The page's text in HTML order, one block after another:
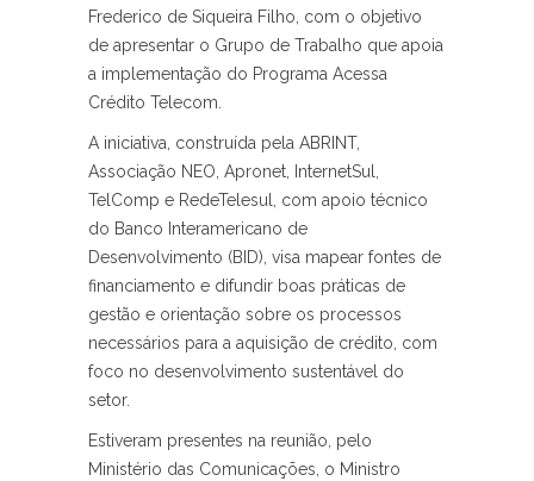
Frederico de Siqueira Filho, com o objetivo
de apresentar o Grupo de Trabalho que apoia
a implementação do Programa Acessa
Crédito Telecom.
A iniciativa, construída pela ABRINT,
Associação NEO, Apronet, InternetSul,
TelComp e RedeTelesul, com apoio técnico
do Banco Interamericano de
Desenvolvimento (BID), visa mapear fontes de
financiamento e difundir boas práticas de
gestão e orientação sobre os processos
necessários para a aquisição de crédito, com
foco no desenvolvimento sustentável do
setor.
Estiveram presentes na reunião, pelo
Ministério das Comunicações, o Ministro